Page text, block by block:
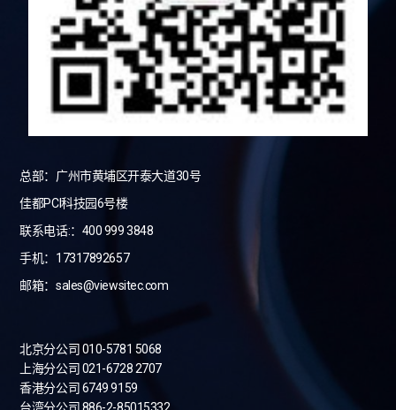
总部：广州市黄埔区开泰大道30号
佳都PCI科技园6号楼
联系电话:：400 999 3848
手机：17317892657
邮箱：sales@viewsitec.com
北京分公司 010-5781 5068
上海分公司 021-6728 2707
香港分公司 6749 9159
台湾分公司 886-2-85015332